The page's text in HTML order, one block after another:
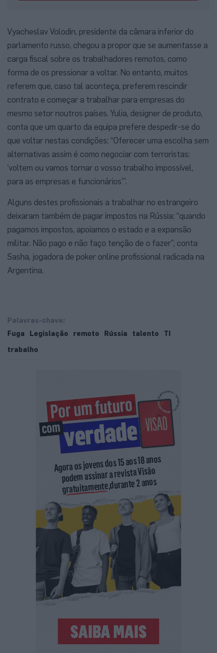
Vyacheslav Volodin, presidente da câmara inferior do
parlamento russo, chegou a propor que se aumentasse a
carga fiscal sobre os trabalhadores remotos, como
forma de os pressionar a voltar. No entanto, muitos
referem que, caso tal aconteça, preferem rescindir
contrato e começar a trabalhar para empresas do
mesmo setor noutros países. Yulia, designer de produto,
conta que um quarto da equipa prefere despedir-se do
que voltar nestas condições: “Oferecer uma escolha sem
alternativas assim é como negociar com terroristas:
‘voltem ou vamos tornar o vosso trabalho impossível,
para as empresas e funcionários’”.
Alguns destes profissionais a trabalhar no estrangeiro
deixaram também de pagar impostos na Rússia: “quando
pagamos impostos, apoiamos o estado e a expansão
militar. Não pago e não faço tenção de o fazer”, conta
Sasha, jogadora de poker online profissional radicada na
Argentina.
Palavras-chave:
Fuga
Legislação remoto Rússia talento
TI
trabalho